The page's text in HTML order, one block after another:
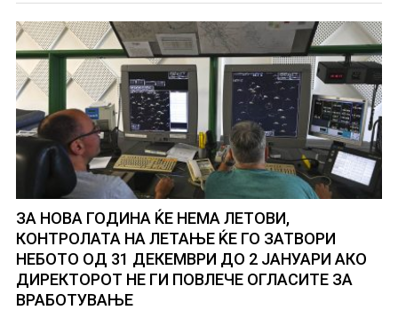
ЗА НОВА ГОДИНА ЌЕ НЕМА ЛЕТОВИ,
КОНТРОЛАТА НА ЛЕТАЊЕ ЌЕ ГО ЗАТВОРИ
НЕБОТО ОД 31 ДЕКЕМВРИ ДО 2 ЈАНУАРИ АКО
ДИРЕКТОРОТ НЕ ГИ ПОВЛЕЧЕ ОГЛАСИТЕ ЗА
ВРАБОТУВАЊЕ